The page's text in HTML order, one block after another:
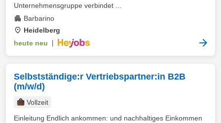
Unternehmensgruppe verbindet ...
Barbarino
Heidelberg
heute neu
Selbstständige:r Vertriebspartner:in B2B
(m/w/d)
Vollzeit
Einleitung Endlich ankommen: und nachhaltiges Einkommen